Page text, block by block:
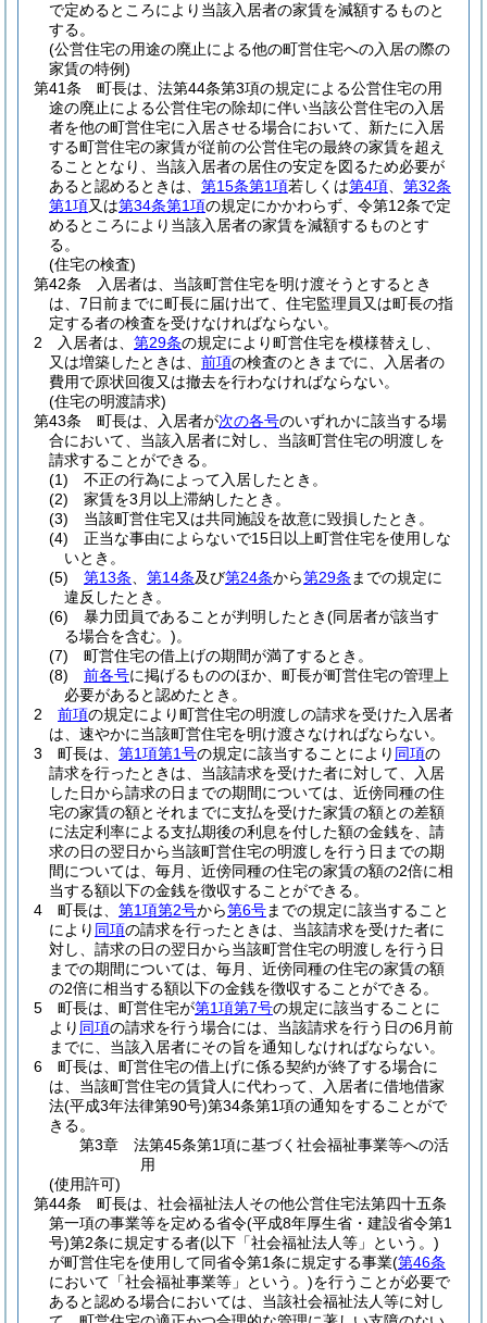
で定めるところにより当該入居者の家賃を減額するものと
する。
(公営住宅の用途の廃止による他の町営住宅への入居の際の
家賃の特例)
第41条
町長は、法第44条第3項の規定による公営住宅の用
途の廃止による公営住宅の除却に伴い当該公営住宅の入居
者を他の町営住宅に入居させる場合において、新たに入居
する町営住宅の家賃が従前の公営住宅の最終の家賃を超え
ることとなり、当該入居者の居住の安定を図るため必要が
あると認めるときは、 第15条第1項若しくは第4項
第32条
第1項又は第34条第1項の規定にかかわらず、令第12条で定
めるところにより当該入居者の家賃を減額するものとす
る。
(住宅の検査)
第42条
入居者は、当該町営住宅を明け渡そうとするとき
は、7日前までに町長に届け出て、住宅監理員又は町長の指
定する者の検査を受けなければならない。
2
入居者は、 第29条の規定により町営住宅を模様替えし、
又は増築したときは、 前項の検査のときまでに、入居者の
費用で原状回復又は撤去を行わなければならない。
(住宅の明渡請求)
第43条
町長は、入居者が次の各号のいずれかに該当する場
合において、当該入居者に対し、当該町営住宅の明渡しを
請求することができる。
(1)
不正の行為によって入居したとき。
(2)
家賃を3月以上滞納したとき。
(3)
当該町営住宅又は共同施設を故意に毀損したとき。
(4)
正当な事由によらないで15日以上町営住宅を使用しな
いとき。
(5)
第13条 第14条及び第24条から第29条 までの規定に
違反したとき。
(6)
暴力団員であることが判明したとき(同居者が該当す
る場合を含む。)。
(7)
町営住宅の借上げの期間が満了するとき。
(8)
前各号に掲げるもののほか、町長が町営住宅の管理上
必要があると認めたとき。
2
前項の規定により町営住宅の明渡しの請求を受けた入居者
は、速やかに当該町営住宅を明け渡さなければならない。
3
町長は、 第1項第1号の規定に該当することにより 同項の
請求を行ったときは、当該請求を受けた者に対して、入居
した日から請求の日までの期間については、近傍同種の住
宅の家賃の額とそれまでに支払を受けた家賃の額との差額
に法定利率による支払期後の利息を付した額の金銭を、請
求の日の翌日から当該町営住宅の明渡しを行う日までの期
間については、毎月、近傍同種の住宅の家賃の額の2倍に相
当する額以下の金銭を徴収することができる。
4
町長は、 第1項第2号から第6号までの規定に該当すること
により 同項の請求を行ったときは、当該請求を受けた者に
対し、請求の日の翌日から当該町営住宅の明渡しを行う日
までの期間については、毎月、近傍同種の住宅の家賃の額
の2倍に相当する額以下の金銭を徴収することができる。
5
町長は、町営住宅が第1項第7号の規定に該当することに
より 同項の請求を行う場合には、当該請求を行う日の6月前
までに、当該入居者にその旨を通知しなければならない。
6
町長は、町営住宅の借上げに係る契約が終了する場合に
は、当該町営住宅の賃貸人に代わって、入居者に借地借家
法(平成3年法律第90号)第34条第1項の通知をすることがで
きる。
第3章
法第45条第1項に基づく社会福祉事業等への活
用
(使用許可)
第44条
町長は、社会福祉法人その他公営住宅法第四十五条
第一項の事業等を定める省令(平成8年厚生省・建設省令第1
号)第2条に規定する者(以下「社会福祉法人等」という。)
が町営住宅を使用して同省令第1条に規定する事業(第46条
において「社会福祉事業等」という。)を行うことが必要で
あると認める場合においては、当該社会福祉法人等に対し